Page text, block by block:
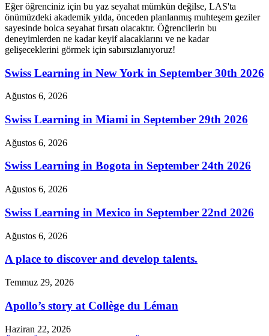
Eğer öğrenciniz için bu yaz seyahat mümkün değilse, LAS'ta
önümüzdeki akademik yılda, önceden planlanmış muhteşem geziler
sayesinde bolca seyahat fırsatı olacaktır. Öğrencilerin bu
deneyimlerden ne kadar keyif alacaklarını ve ne kadar
gelişeceklerini görmek için sabırsızlanıyoruz!
Swiss Learning in New York in September 30th 2026
Ağustos 6, 2026
Swiss Learning in Miami in September 29th 2026
Ağustos 6, 2026
Swiss Learning in Bogota in September 24th 2026
Ağustos 6, 2026
Swiss Learning in Mexico in September 22nd 2026
Ağustos 6, 2026
A place to discover and develop talents.
Temmuz 29, 2026
Apollo’s story at Collège du Léman
Haziran 22, 2026